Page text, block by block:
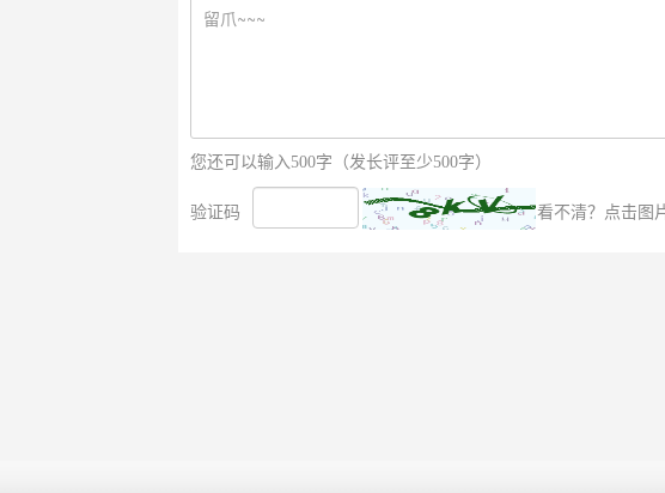
您还可以输入500字（发长评至少500字）
验证码 看不清？点击图